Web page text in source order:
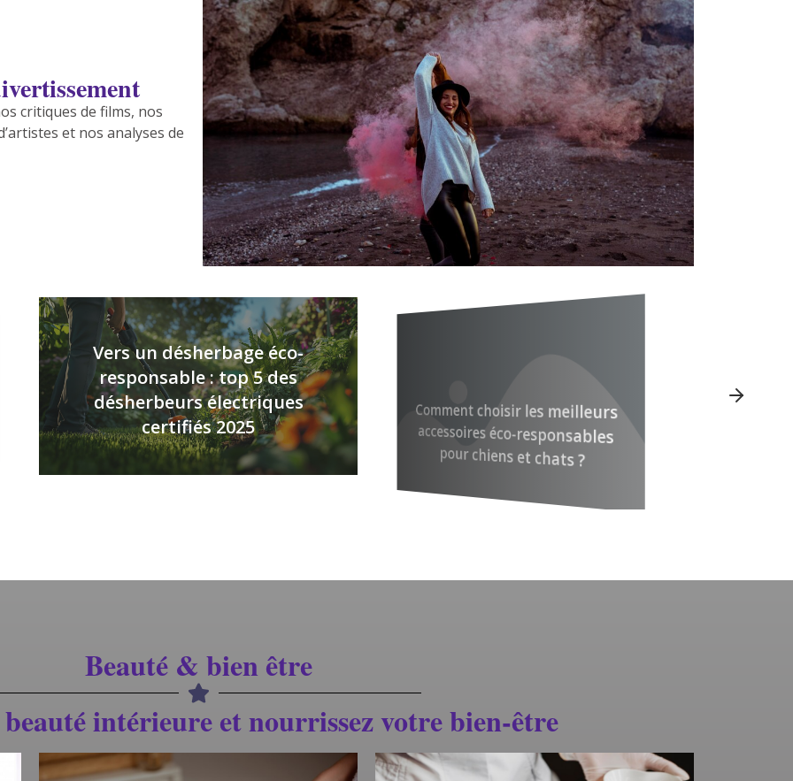
critiques de films, nos
et nos analyses de
Vers un désherbage éco-
responsable : top 5 des
désherbeurs électriques
certifiés 2025
Comment choisir les meilleurs
accessoires éco-responsables
pour chiens et chats ?
Beauté & bien être
beauté intérieure et nourrissez votre bien-être